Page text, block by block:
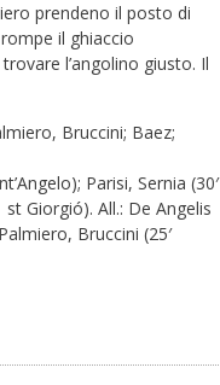
prendeno il posto di
il ghiaccio
l’angolino giusto. Il
Bruccini; Baez;
Parisi, Sernia (30′
Giorgió). All.: De Angelis
Bruccini (25′